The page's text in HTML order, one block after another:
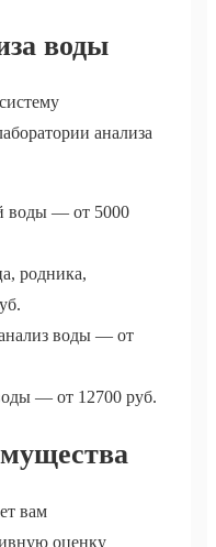
воды
анализа
воды — от 5000
родника,
воды — от
— от 12700 руб.
вам
оценку